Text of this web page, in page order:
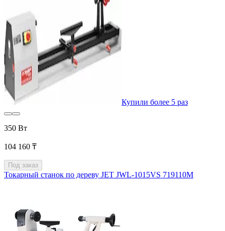
Купили более 5 раз
350 Вт
104 160 ₸
Под заказ
Токарный станок по дереву JET JWL-1015VS 719110M